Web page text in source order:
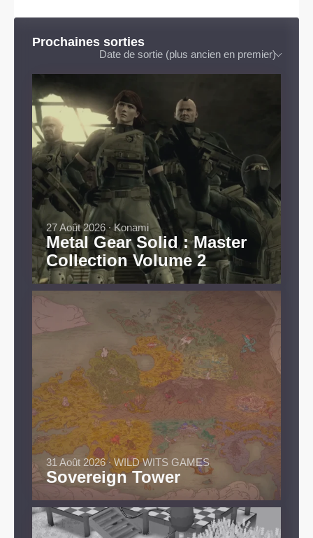
Prochaines sorties
Date de sortie (plus ancien en premier)
Metal Gear Solid : Master
Collection Volume 2
27 Août 2026 ∙ Konami
Sovereign Tower
31 Août 2026 ∙ WILD WITS GAMES